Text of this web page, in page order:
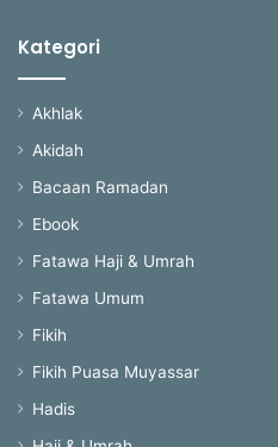
Kategori
Akhlak
Akidah
Bacaan Ramadan
Ebook
Fatawa Haji & Umrah
Fatawa Umum
Fikih
Fikih Puasa Muyassar
Hadis